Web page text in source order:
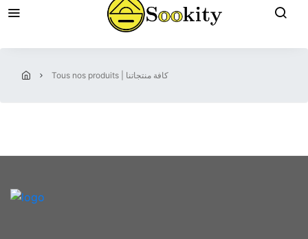
tous nos produits | كافة منتجاتنا